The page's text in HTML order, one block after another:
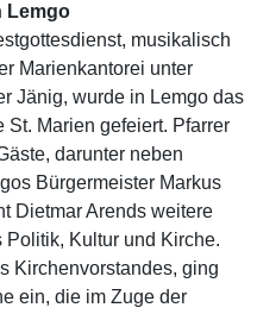
Lemgo
musikalisch
Marienkantorei unter
Jänig, wurde in Lemgo das
Marien gefeiert. Pfarrer
darunter neben
Bürgermeister Markus
Dietmar Arends weitere
Politik, Kultur und Kirche.
Kirchenvorstandes, ging
ein, die im Zuge der